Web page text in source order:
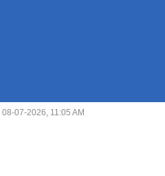
08-07-2026, 11:05 AM